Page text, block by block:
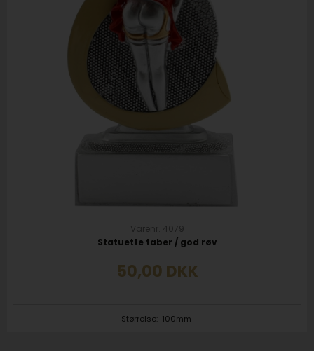
Varenr. 4079
Statuette taber / god røv
50,00 DKK
Størrelse: 100mm